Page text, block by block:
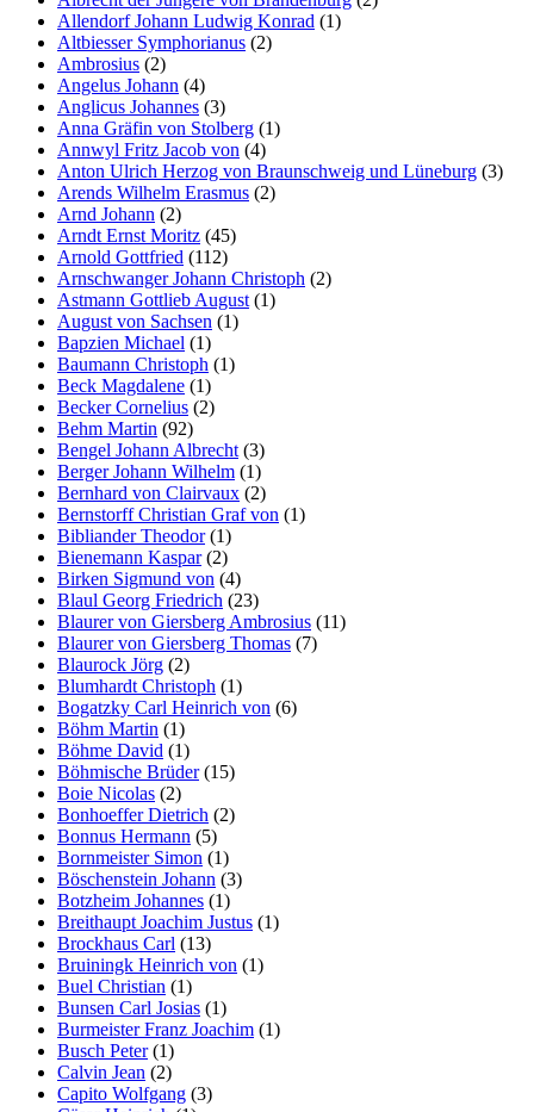
Allendorf Johann Ludwig Konrad (1)
Altbiesser Symphorianus (2)
Ambrosius (2)
Angelus Johann (4)
Anglicus Johannes (3)
Anna Gräfin von Stolberg (1)
Annwyl Fritz Jacob von (4)
Anton Ulrich Herzog von Braunschweig und Lüneburg (3)
Arends Wilhelm Erasmus (2)
Arnd Johann (2)
Arndt Ernst Moritz (45)
Arnold Gottfried (112)
Arnschwanger Johann Christoph (2)
Astmann Gottlieb August (1)
August von Sachsen (1)
Bapzien Michael (1)
Baumann Christoph (1)
Beck Magdalene (1)
Becker Cornelius (2)
Behm Martin (92)
Bengel Johann Albrecht (3)
Berger Johann Wilhelm (1)
Bernhard von Clairvaux (2)
Bernstorff Christian Graf von (1)
Bibliander Theodor(1)
Bienemann Kaspar(2)
Birken Sigmund von (4)
Blaul Georg Friedrich (23)
Blaurer von Giersberg Ambrosius (11)
Blaurer von Giersberg Thomas (7)
Blaurock Jörg (2)
Blumhardt Christoph (1)
Bogatzky Carl Heinrich von (6)
Böhm Martin (1)
Böhme David (1)
Böhmische Brüder(15)
Boie Nicolas (2)
Bonhoeffer Dietrich (2)
Bonnus Hermann (5)
Bornmeister Simon (1)
Böschenstein Johann (3)
Botzheim Johannes (1)
Breithaupt Joachim Justus (1)
Brockhaus Carl (13)
Bruiningk Heinrich von (1)
Buel Christian (1)
Bunsen Carl Josias (1)
Burmeister Franz Joachim (1)
Busch Peter(1)
Calvin Jean (2)
Capito Wolfgang (3)